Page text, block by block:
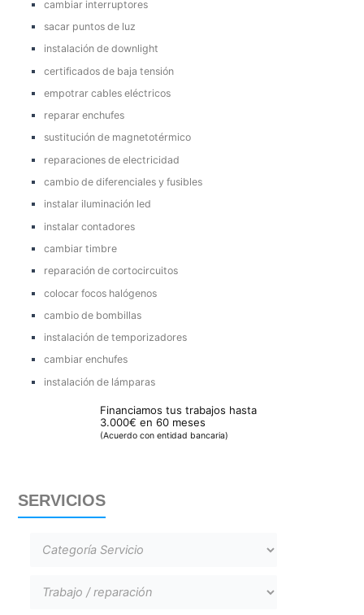
cambiar interruptores
sacar puntos de luz
instalación de downlight
certificados de baja tensión
empotrar cables eléctricos
reparar enchufes
sustitución de magnetotérmico
reparaciones de electricidad
cambio de diferenciales y fusibles
instalar iluminación led
instalar contadores
cambiar timbre
reparación de cortocircuitos
colocar focos halógenos
cambio de bombillas
instalación de temporizadores
cambiar enchufes
instalación de lámparas
Financiamos tus trabajos hasta
3.000€ en 60 meses
(Acuerdo con entidad bancaria)
SERVICIOS